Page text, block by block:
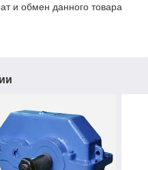
и обмен данного товара